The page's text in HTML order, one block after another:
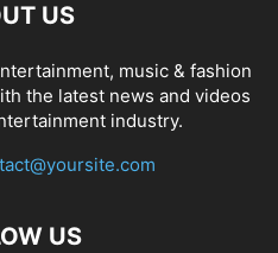
US
music & fashion
the latest news and videos
industry.
US